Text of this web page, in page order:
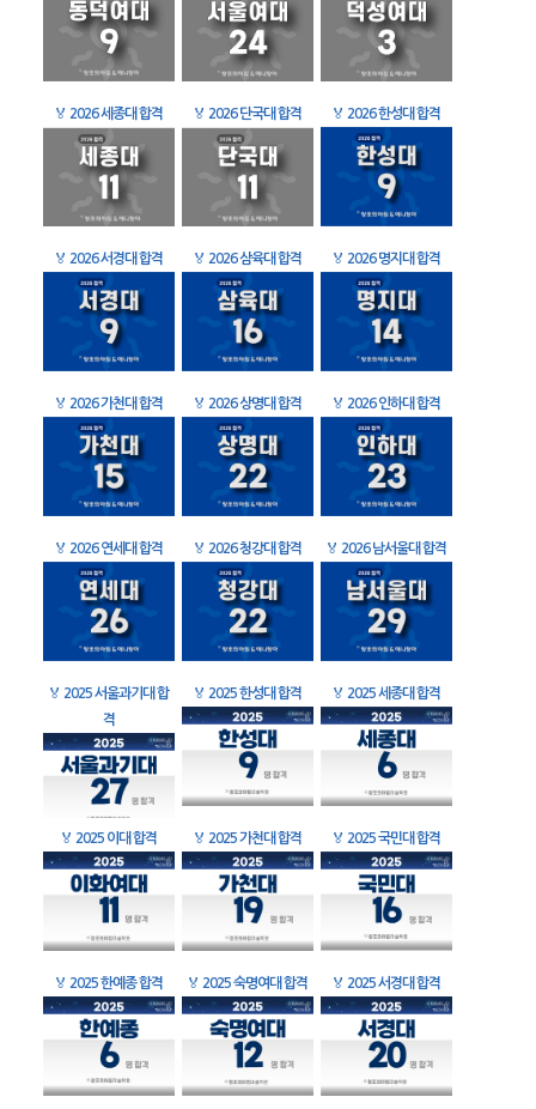
🏅 2026 세종대 합격 🏅 2026 단국대 합격 🏅 2026 한성대 합격
🏅 2026 서경대 합격 🏅 2026 삼육대 합격 🏅 2026 명지대 합격
🏅 2026 가천대 합격 🏅 2026 상명대 합격 🏅 2026 인하대 합격
🏅 2026 연세대 합격 🏅 2026 청강대 합격 🏅 2026 남서울대 합격
🏅 2025 서울과기대 합
격
🏅 2025 한성대 합격 🏅 2025 세종대 합격
🏅 2025 이대 합격 🏅 2025 가천대 합격 🏅 2025 국민대 합격
🏅 2025 한예종 합격 🏅 2025 숙명여대 합격 🏅 2025 서경대 합격